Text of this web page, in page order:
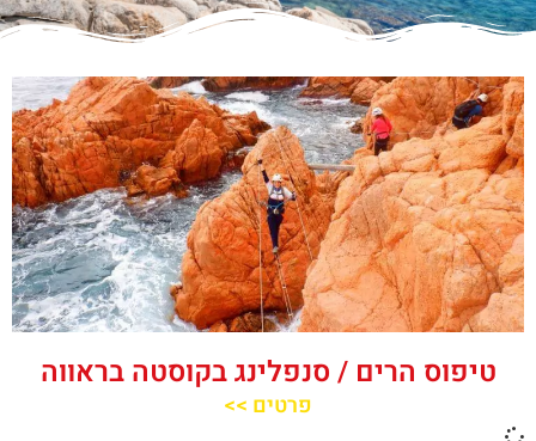
טיפוס הרים / סנפלינג בקוסטה בראווה
פרטים >>